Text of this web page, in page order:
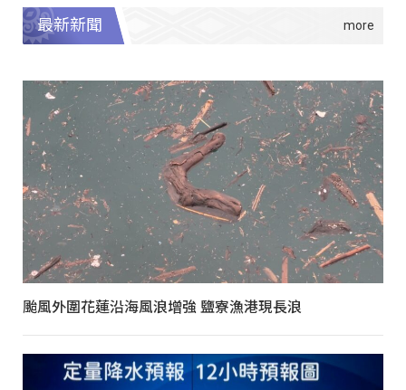
最新新聞
颱風外圍花蓮沿海風浪增強 鹽寮漁港現長浪